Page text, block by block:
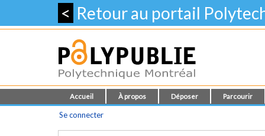
< Retour au portail
Accueil À propos Déposer Parcourir
Se connecter